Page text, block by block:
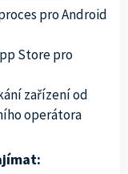
pro Android
Store pro
zařízení od
operátora